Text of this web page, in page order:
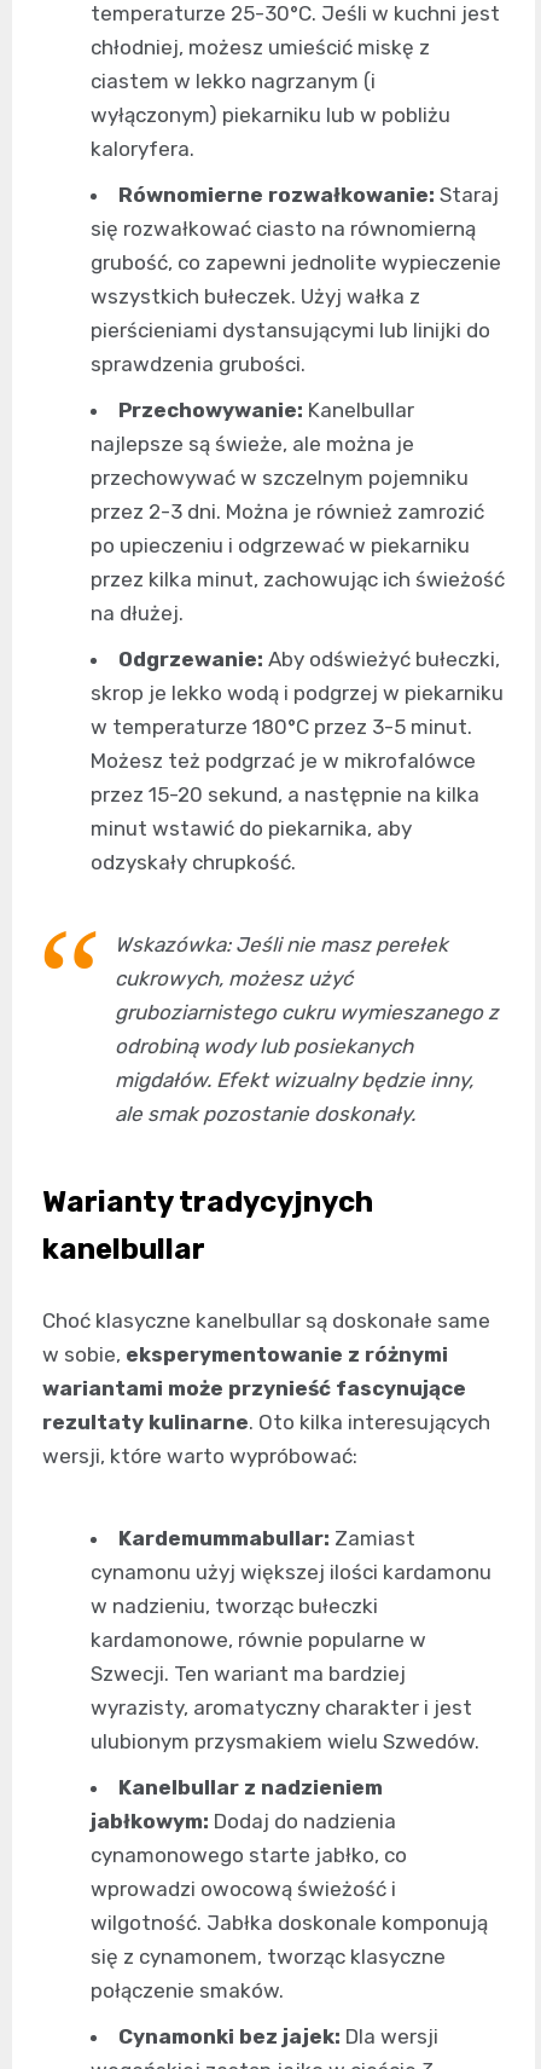
temperaturze 25-30°C. Jeśli w kuchni jest
chłodniej, możesz umieścić miskę z
ciastem w lekko nagrzanym (i
wyłączonym) piekarniku lub w pobliżu
kaloryfera.
Równomierne rozwałkowanie: Staraj
się rozwałkować ciasto na równomierną
grubość, co zapewni jednolite wypieczenie
wszystkich bułeczek. Użyj wałka z
pierścieniami dystansującymi lub linijki do
sprawdzenia grubości.
Przechowywanie: Kanelbullar
najlepsze są świeże, ale można je
przechowywać w szczelnym pojemniku
przez 2-3 dni. Można je również zamrozić
po upieczeniu i odgrzewać w piekarniku
przez kilka minut, zachowując ich świeżość
na dłużej.
Odgrzewanie: Aby odświeżyć bułeczki,
skrop je lekko wodą i podgrzej w piekarniku
w temperaturze 180°C przez 3-5 minut.
Możesz też podgrzać je w mikrofalówce
przez 15-20 sekund, a następnie na kilka
minut wstawić do piekarnika, aby
odzyskały chrupkość.
Wskazówka: Jeśli nie masz perełek
cukrowych, możesz użyć
gruboziarnistego cukru wymieszanego z
odrobiną wody lub posiekanych
migdałów. Efekt wizualny będzie inny,
ale smak pozostanie doskonały.
Warianty tradycyjnych
kanelbullar
Choć klasyczne kanelbullar są doskonałe same
w sobie, eksperymentowanie z różnymi
wariantami może przynieść fascynujące
rezultaty kulinarne. Oto kilka interesujących
wersji, które warto wypróbować:
Kardemummabullar: Zamiast
cynamonu użyj większej ilości kardamonu
w nadzieniu, tworząc bułeczki
kardamonowe, równie popularne w
Szwecji. Ten wariant ma bardziej
wyrazisty, aromatyczny charakter i jest
ulubionym przysmakiem wielu Szwedów.
Kanelbullar z nadzieniem
jabłkowym: Dodaj do nadzienia
cynamonowego starte jabłko, co
wprowadzi owocową świeżość i
wilgotność. Jabłka doskonale komponują
się z cynamonem, tworząc klasyczne
połączenie smaków.
Cynamonki bez jajek: Dla wersji